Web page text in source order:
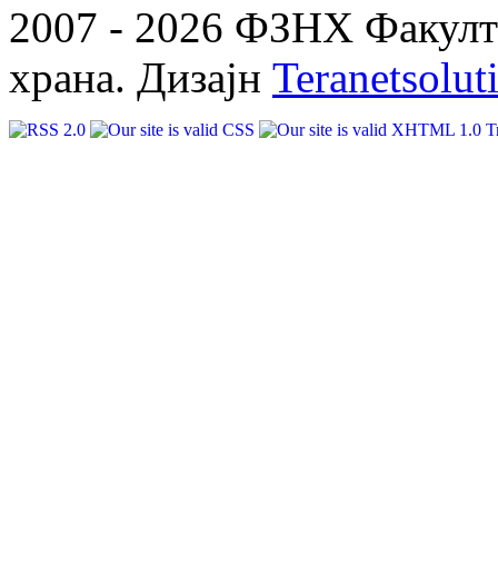
2007 - 2026 ФЗНХ
храна. Дизајн